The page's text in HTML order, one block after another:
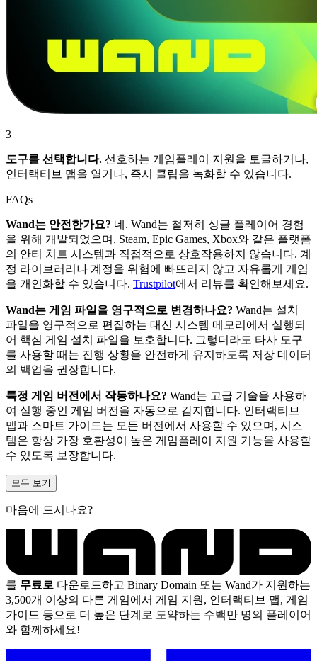
3
도구를 선택합니다. 선호하는 게임플레이 지원을 토글하거나,
인터랙티브 맵을 열거나, 즉시 클립을 녹화할 수 있습니다.
FAQs
Wand는 안전한가요? 네. Wand는 철저히 싱글 플레이어 경험
을 위해 개발되었으며, Steam, Epic Games, Xbox와 같은 플랫폼
의 안티 치트 시스템과 직접적으로 상호작용하지 않습니다. 계
정 라이브러리나 계정을 위험에 빠뜨리지 않고 자유롭게 게임
을 개인화할 수 있습니다. Trustpilot에서 리뷰를 확인해보세요.
Wand는 게임 파일을 영구적으로 변경하나요? Wand는 설치
파일을 영구적으로 편집하는 대신 시스템 메모리에서 실행되
어 핵심 게임 설치 파일을 보호합니다. 그렇더라도 타사 도구
를 사용할 때는 진행 상황을 안전하게 유지하도록 저장 데이터
의 백업을 권장합니다.
특정 게임 버전에서 작동하나요? Wand는 고급 기술을 사용하
여 실행 중인 게임 버전을 자동으로 감지합니다. 인터랙티브
맵과 스마트 가이드는 모든 버전에서 사용할 수 있으며, 시스
템은 항상 가장 호환성이 높은 게임플레이 지원 기능을 사용할
수 있도록 보장합니다.
모두 보기
마음에 드시나요?
를 무료로 다운로드하고 Binary Domain 또는 Wand가 지원하는
3,500개 이상의 다른 게임에서 게임 지원, 인터랙티브 맵, 게임
가이드 등으로 더 높은 단계로 도약하는 수백만 명의 플레이어
와 함께하세요!